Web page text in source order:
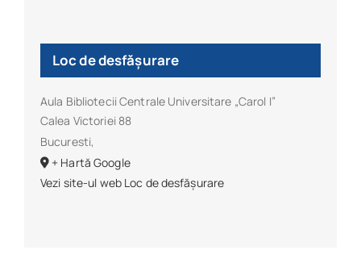
Loc de desfășurare
Aula Bibliotecii Centrale Universitare „Carol I”
Calea Victoriei 88
Bucuresti,
+ Hartă Google
Vezi site-ul web Loc de desfășurare